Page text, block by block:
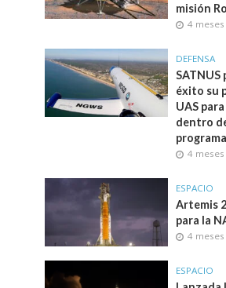
misión
4 meses
DEFENSA
SATNUS
éxito su
UAS
dentro
programa
4 meses
ESPACIO
Artemis
para la
4 meses
ESPACIO